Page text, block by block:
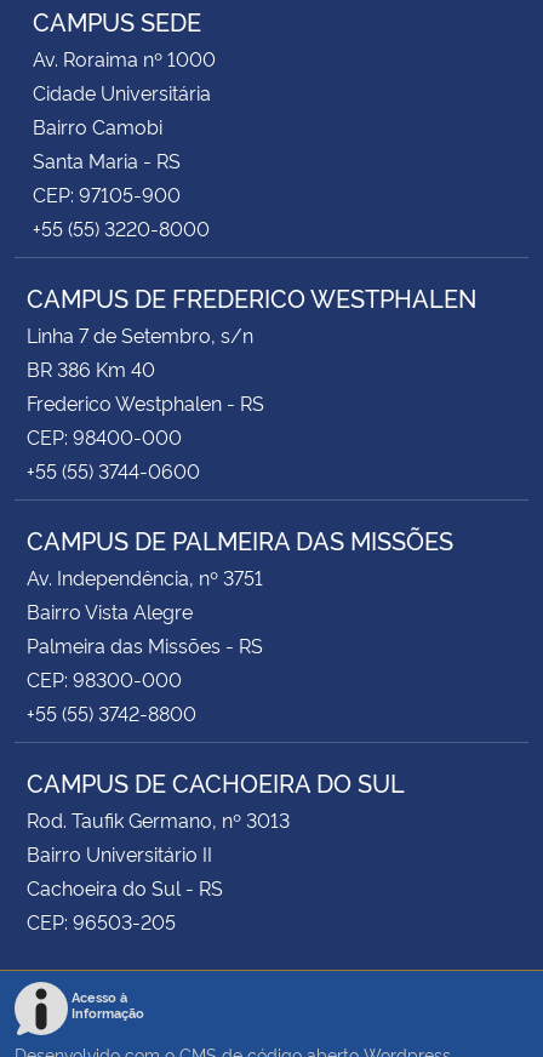
CAMPUS SEDE
Av. Roraima nº 1000
Cidade Universitária
Bairro Camobi
Santa Maria - RS
CEP: 97105-900
+55 (55) 3220-8000
CAMPUS DE FREDERICO WESTPHALEN
Linha 7 de Setembro, s/n
BR 386 Km 40
Frederico Westphalen - RS
CEP: 98400-000
+55 (55) 3744-0600
CAMPUS DE PALMEIRA DAS MISSÕES
Av. Independência, nº 3751
Bairro Vista Alegre
Palmeira das Missões - RS
CEP: 98300-000
+55 (55) 3742-8800
CAMPUS DE CACHOEIRA DO SUL
Rod. Taufik Germano, nº 3013
Bairro Universitário II
Cachoeira do Sul - RS
CEP: 96503-205
Acesso à
Informação